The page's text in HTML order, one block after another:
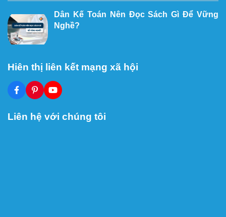
Dân Kế Toán Nên Đọc Sách Gì Để Vững
Nghề?
Hiên thị liên kết mạng xã hội
Liên hệ với chúng tôi